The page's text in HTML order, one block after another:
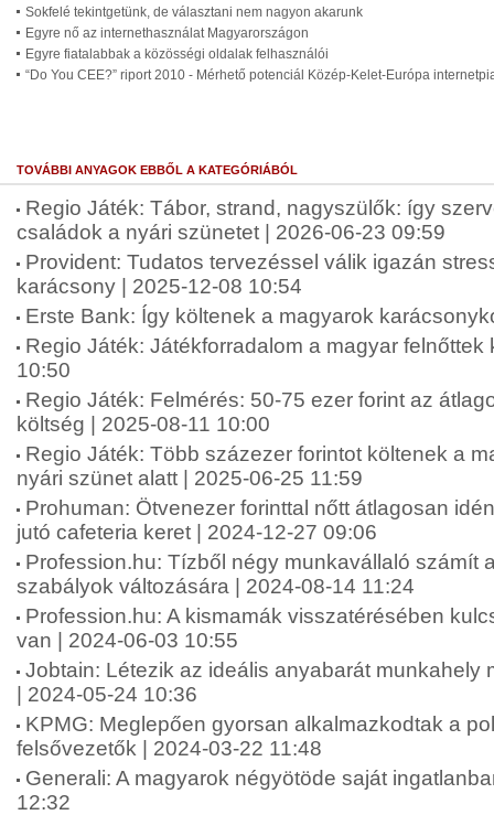
Sokfelé tekintgetünk, de választani nem nagyon akarunk
Egyre nő az internethasználat Magyarországon
Egyre fiatalabbak a közösségi oldalak felhasználói
“Do You CEE?” riport 2010 - Mérhető potenciál Közép-Kelet-Európa
TOVÁBBI ANYAGOK EBBŐL A KATEGÓRIÁBÓL
Regio Játék: Tábor, strand, nagyszülők: így
családok a nyári szünetet | 2026-06-23 09:59
Provident: Tudatos tervezéssel válik igazán
karácsony | 2025-12-08 10:54
Erste Bank: Így költenek a magyarok
Regio Játék: Játékforradalom a magyar felnőttek
10:50
Regio Játék: Felmérés: 50-75 ezer forint az
költség | 2025-08-11 10:00
Regio Játék: Több százezer forintot költenek a
nyári szünet alatt | 2025-06-25 11:59
Prohuman: Ötvenezer forinttal nőtt átlagosan
jutó cafeteria keret | 2024-12-27 09:06
Profession.hu: Tízből négy munkavállaló számít
szabályok változására | 2024-08-14 11:24
Profession.hu: A kismamák visszatérésében
van | 2024-06-03 10:55
Jobtain: Létezik az ideális anyabarát munkahely
| 2024-05-24 10:36
KPMG: Meglepően gyorsan alkalmazkodtak a
felsővezetők | 2024-03-22 11:48
Generali: A magyarok négyötöde saját
12:32